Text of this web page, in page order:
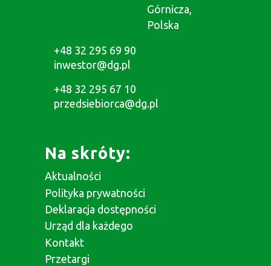
Górnicza,
Polska
+48 32 295 69 90
inwestor@dg.pl
+48 32 295 67 10
przedsiebiorca@dg.pl
Na skróty:
Aktualności
Polityka prywatności
Deklaracja dostępności
Urząd dla każdego
Kontakt
Przetargi